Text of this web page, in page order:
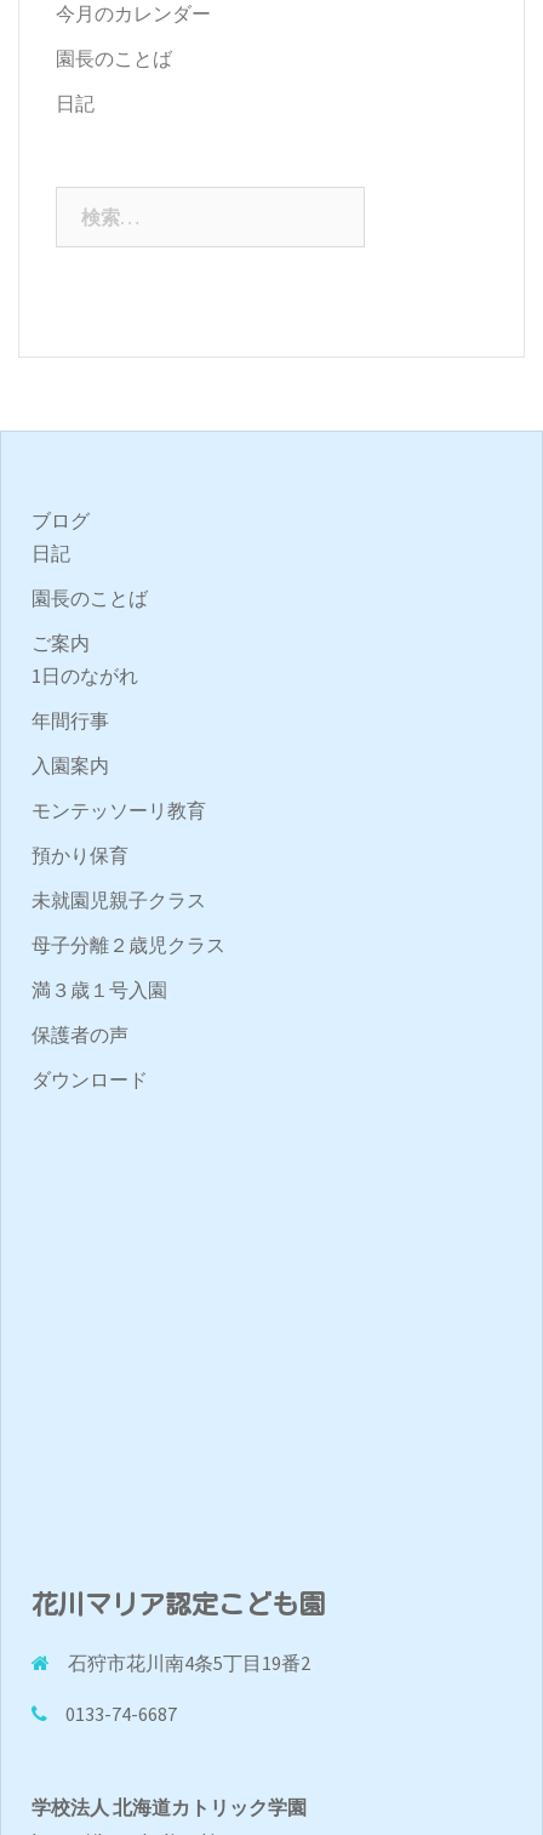
今月のカレンダー
園長のことば
日記
ブログ
日記
園長のことば
ご案内
1日のながれ
年間行事
入園案内
モンテッソーリ教育
預かり保育
未就園児親子クラス
母子分離２歳児クラス
満３歳１号入園
保護者の声
ダウンロード
花川マリア認定こども園
石狩市花川南4条5丁目19番2
0133-74-6687
学校法人 北海道カトリック学園